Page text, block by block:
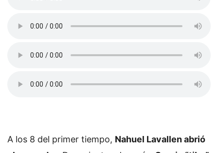
A los 8 del primer tiempo, Nahuel Lavallen abrió